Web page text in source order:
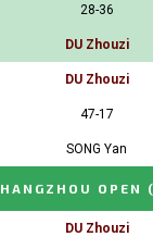
28-36
DU Zhouzi
DU Zhouzi
47-17
SONG Yan
HANGZHOU OPEN
DU Zhouzi